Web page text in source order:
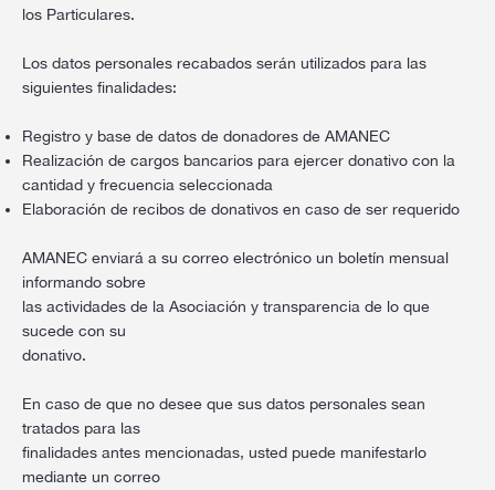
los Particulares.
Los datos personales recabados serán utilizados para las
siguientes finalidades:
Registro y base de datos de donadores de AMANEC
Realización de cargos bancarios para ejercer donativo con la
cantidad y frecuencia seleccionada
Elaboración de recibos de donativos en caso de ser requerido
AMANEC enviará a su correo electrónico un boletín mensual
informando sobre
las actividades de la Asociación y transparencia de lo que
sucede con su
donativo.
En caso de que no desee que sus datos personales sean
tratados para las
finalidades antes mencionadas, usted puede manifestarlo
mediante un correo